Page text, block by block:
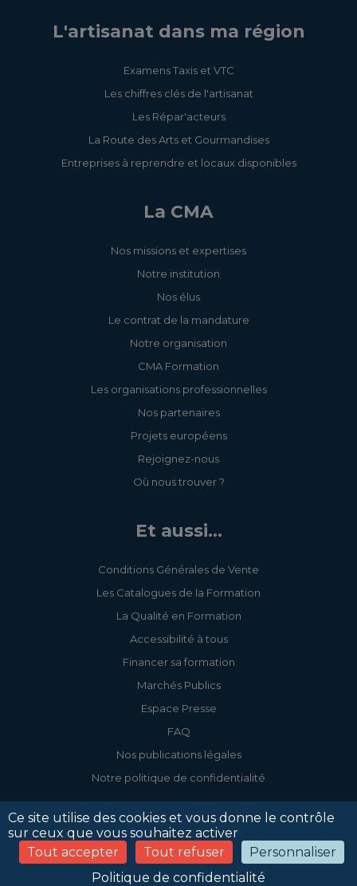
L'artisanat dans ma région
Examens Taxis et VTC
Les chiffres clés de l'artisanat
Les Répar'acteurs
La Route des Arts et Gourmandises
Entreprises à reprendre et locaux disponibles
La CMA
Nos missions et expertises
Notre institution
Nos élus
Le contrat de la mandature
Notre organisation
CMA Formation
Les organisations professionnelles
Nos partenaires
Projets européens
Rejoignez-nous
Où nous trouver ?
Et aussi...
Conditions Générales de Vente
Les Catalogues de la Formation
La Qualité en Formation
Accessibilité à tous
Financer sa formation
Marchés Publics
Espace Presse
FAQ
Nos publications légales
Notre politique de confidentialité
Accessibilité Mentions légales
Politique de confidentialité
Gestion des cookies
Ce site utilise des cookies et vous donne le contrôle
sur ceux que vous souhaitez activer
Tout accepter
Tout refuser
Personnaliser
Politique de confidentialité